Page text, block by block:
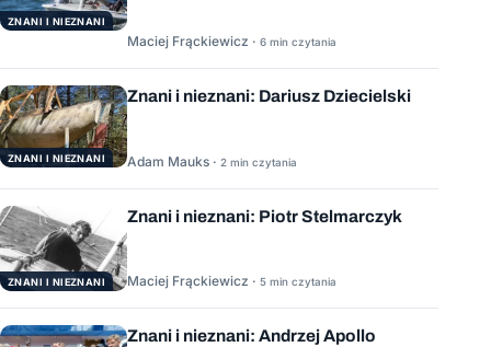
ZNANI I NIEZNANI
Maciej Frąckiewicz · 6 min czytania
ZNANI I NIEZNANI
Znani i nieznani: Dariusz Dziecielski
Adam Mauks · 2 min czytania
ZNANI I NIEZNANI
Znani i nieznani: Piotr Stelmarczyk
Maciej Frąckiewicz · 5 min czytania
Znani i nieznani: Andrzej Apollo